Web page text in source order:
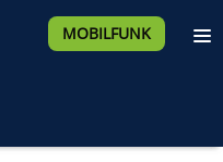
MOBILFUNK